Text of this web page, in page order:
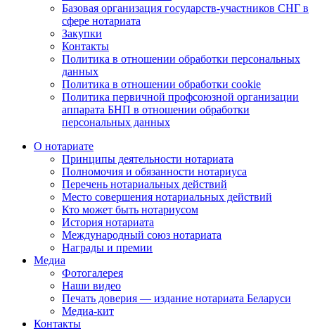
Базовая организация государств-участников СНГ в
сфере нотариата
Закупки
Контакты
Политика в отношении обработки персональных
данных
Политика в отношении обработки cookie
Политика первичной профсоюзной организации
аппарата БНП в отношении обработки
персональных данных
О нотариате
Принципы деятельности нотариата
Полномочия и обязанности нотариуса
Перечень нотариальных действий
Место совершения нотариальных действий
Кто может быть нотариусом
История нотариата
Международный союз нотариата
Награды и премии
Медиа
Фотогалерея
Наши видео
Печать доверия — издание нотариата Беларуси
Медиа-кит
Контакты